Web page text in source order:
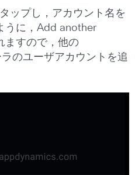
ップし，アカウント名を
うに，Add another
ますので，他の
のユーザアカウントを追